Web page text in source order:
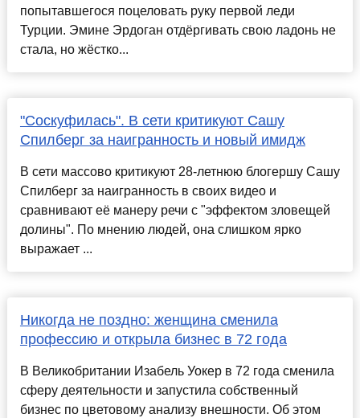
попытавшегося поцеловать руку первой леди
Турции. Эмине Эрдоган отдёргивать свою ладонь не
стала, но жёстко...
"Соскуфилась". В сети критикуют Сашу
Спилберг за наигранность и новый имидж
В сети массово критикуют 28-летнюю блогершу Сашу
Спилберг за наигранность в своих видео и
сравнивают её манеру речи с "эффектом зловещей
долины". По мнению людей, она слишком ярко
выражает ...
Никогда не поздно: женщина сменила
профессию и открыла бизнес в 72 года
В Великобритании Изабель Уокер в 72 года сменила
сферу деятельности и запустила собственный
бизнес по цветовому анализу внешности. Об этом